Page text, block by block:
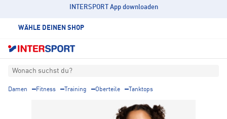
INTERSPORT App downloaden
WÄHLE DEINEN SHOP
Wonach suchst du?
Damen Fitness Training Oberteile Tanktops